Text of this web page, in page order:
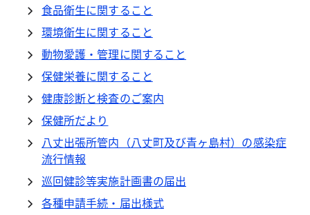
食品衛生に関すること
環境衛生に関すること
動物愛護・管理に関すること
保健栄養に関すること
健康診断と検査のご案内
保健所だより
八丈出張所管内（八丈町及び青ヶ島村）の感染症
流行情報
巡回健診等実施計画書の届出
各種申請手続・届出様式